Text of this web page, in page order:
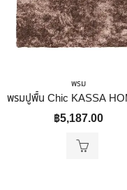
พรม
฿5,187.00